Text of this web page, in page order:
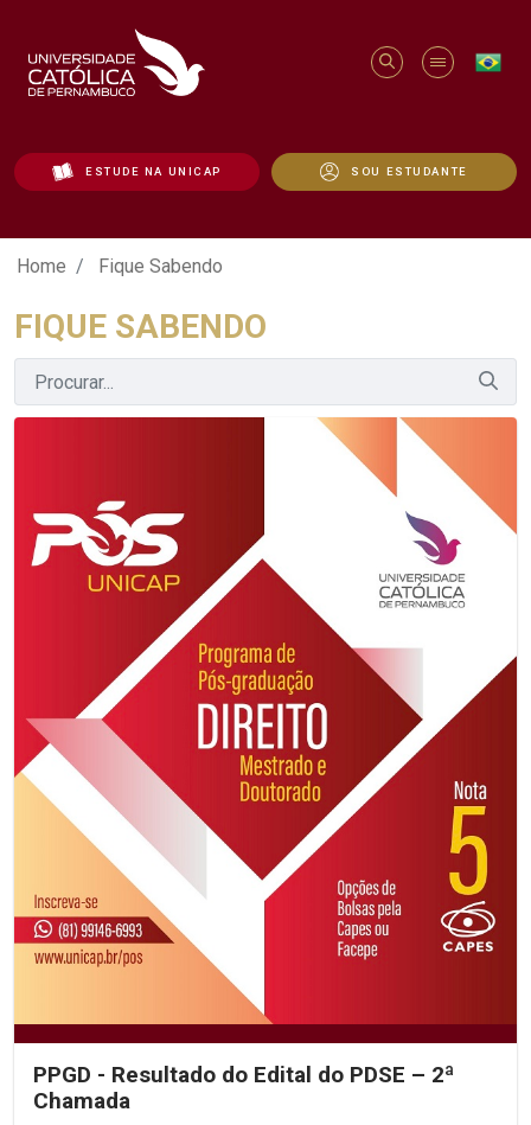
ESTUDE NA UNICAP SOU ESTUDANTE
Fique Sabendo - Unicap
Home Fique Sabendo
FIQUE SABENDO
PPGD - Resultado do Edital do PDSE – 2ª
Chamada